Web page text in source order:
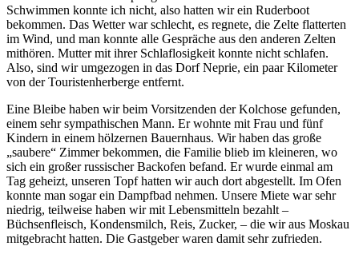
Schwimmen konnte ich nicht, also hatten wir ein Ruderboot
bekommen. Das Wetter war schlecht, es regnete, die Zelte flatterten
im Wind, und man konnte alle Gespräche aus den anderen Zelten
mithören. Mutter mit ihrer Schlaflosigkeit konnte nicht schlafen.
Also, sind wir umgezogen in das Dorf Neprie, ein paar Kilometer
von der Touristenherberge entfernt.
Eine Bleibe haben wir beim Vorsitzenden der Kolchose gefunden,
einem sehr sympathischen Mann. Er wohnte mit Frau und fünf
Kindern in einem hölzernen Bauernhaus. Wir haben das große
saubere
Zimmer bekommen, die Familie blieb im kleineren, wo
sich ein großer russischer Backofen befand. Er wurde einmal am
Tag geheizt, unseren Topf hatten wir auch dort abgestellt. Im Ofen
konnte man sogar ein Dampfbad nehmen. Unsere Miete war sehr
niedrig, teilweise haben wir mit Lebensmitteln bezahlt –
Büchsenfleisch, Kondensmilch, Reis, Zucker, – die wir aus Moskau
mitgebracht hatten. Die Gastgeber waren damit sehr zufrieden.